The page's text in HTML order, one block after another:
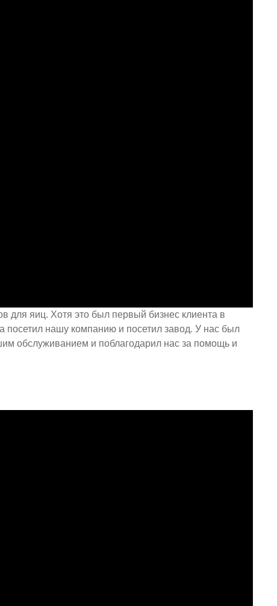
для яиц. Хотя это был первый бизнес клиента в
посетил нашу компанию и посетил завод. У нас был
обслуживанием и поблагодарил нас за помощь и